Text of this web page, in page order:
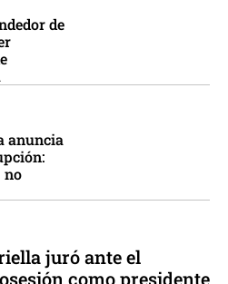
de
anuncia
no
juró ante el
como presidente